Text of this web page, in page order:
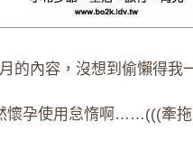
的內容，沒想到偷懶得我
懷孕使用怠惰啊……(((牽拖